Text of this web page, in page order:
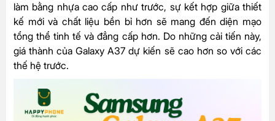
làm bằng nhựa cao cấp như trước, sự kết hợp giữa thiết
kế mới và chất liệu bền bỉ hơn sẽ mang đến diện mạo
tổng thể tinh tế và đẳng cấp hơn. Do những cải tiến này,
giá thành của Galaxy A37 dự kiến sẽ cao hơn so với các
thế hệ trước.